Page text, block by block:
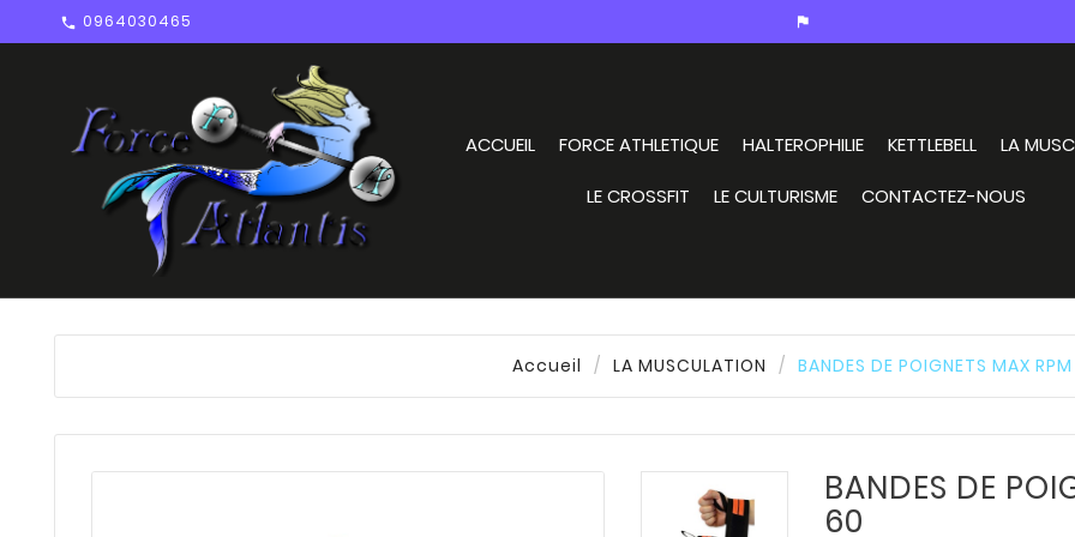
 0964030465 assistant_photo
ACCUEIL FORCE ATHLETIQUE HALTEROPHILIE KETTLEBELL LA
LE CROSSFIT LE CULTURISME CONTACTEZ-NOUS
Accueil LA MUSCULATION BANDES DE POIGNETS MAX
BANDES DE
60